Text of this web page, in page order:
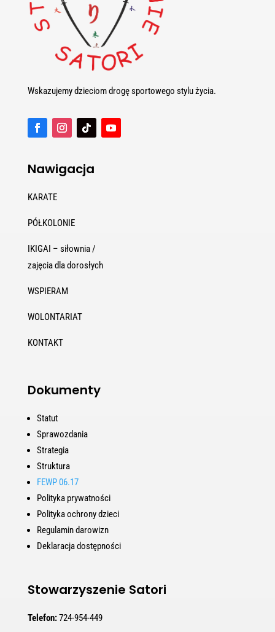
Wskazujemy dzieciom drogę sportowego stylu życia.
Nawigacja
KARATE
PÓŁKOLONIE
IKIGAI – siłownia /
zajęcia dla dorosłych
WSPIERAM
WOLONTARIAT
KONTAKT
Dokumenty
Statut
Sprawozdania
Strategia
Struktura
FEWP 06.17
Polityka prywatności
Polityka ochrony dzieci
Regulamin darowizn
Deklaracja dostępności
Stowarzyszenie Satori
Telefon:724-954-449